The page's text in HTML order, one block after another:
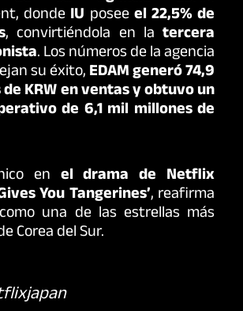
donde IU poseeel 22,5% de
, convirtiéndola en latercera
. Los números de la agencia
su éxito,EDAM generó 74,9
KRW en ventas y obtuvo un
de 6,1 mil millones de
en el drama de Netflix
You Tangerines’, reafirma
una de las estrellas más
Corea del Sur.